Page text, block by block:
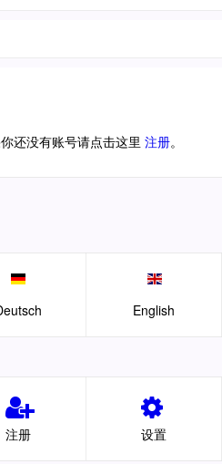
还没有账号请点击这里 注册。
English
注册 设置